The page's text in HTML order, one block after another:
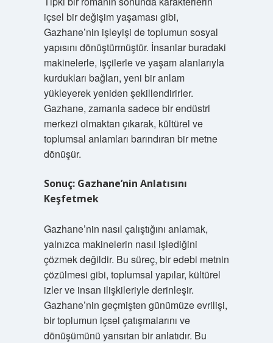
içsel bir değişim yaşaması gibi,
Gazhane’nin işleyişi de toplumun sosyal
yapısını dönüştürmüştür. İnsanlar buradaki
makinelerle, işçilerle ve yaşam alanlarıyla
kurdukları bağları, yeni bir anlam
yükleyerek yeniden şekillendirirler.
Gazhane, zamanla sadece bir endüstri
merkezi olmaktan çıkarak, kültürel ve
toplumsal anlamları barındıran bir metne
dönüşür.
Sonuç: Gazhane’nin Anlatısını
Keşfetmek
Gazhane’nin nasıl çalıştığını anlamak,
yalnızca makinelerin nasıl işlediğini
çözmek değildir. Bu süreç, bir edebi metnin
çözülmesi gibi, toplumsal yapılar, kültürel
izler ve insan ilişkileriyle derinleşir.
Gazhane’nin geçmişten günümüze evrilişi,
bir toplumun içsel çatışmalarını ve
dönüşümünü yansıtan bir anlatıdır. Bu